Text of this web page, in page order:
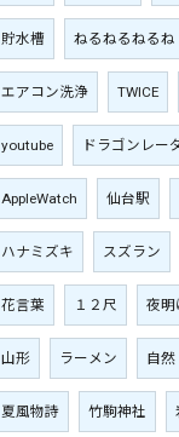
貯水槽 ねるねるねるね
エアコン洗浄 TWICE
youtube ドラゴンレー
AppleWatch 仙台駅
ハナミズキ スズラン
花言葉 １２尺 夜明
山形 ラーメン 自然
夏風物詩 竹駒神社